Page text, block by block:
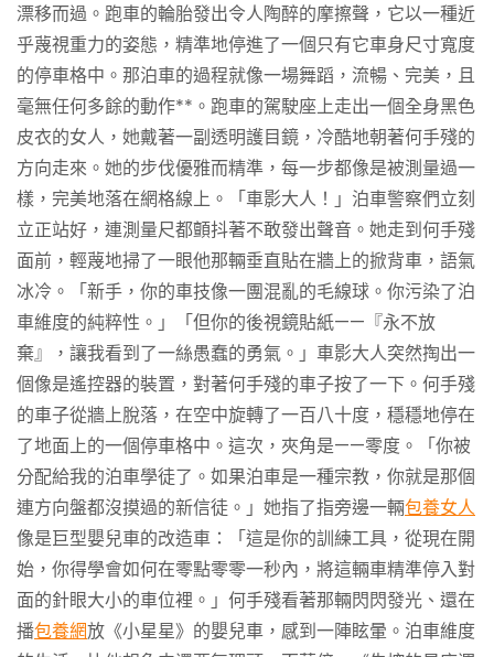
漂移而過。跑車的輪胎發出令人陶醉的摩擦聲，它以一種近
乎蔑視重力的姿態，精準地停進了一個只有它車身尺寸寬度
的停車格中。那泊車的過程就像一場舞蹈，流暢、完美，且
毫無任何多餘的動作**。跑車的駕駛座上走出一個全身黑色
皮衣的女人，她戴著一副透明護目鏡，冷酷地朝著何手殘的
方向走來。她的步伐優雅而精準，每一步都像是被測量過一
樣，完美地落在網格線上。「車影大人！」泊車警察們立刻
立正站好，連測量尺都顫抖著不敢發出聲音。她走到何手殘
面前，輕蔑地掃了一眼他那輛垂直貼在牆上的掀背車，語氣
冰冷。「新手，你的車技像一團混亂的毛線球。你污染了泊
車維度的純粹性。」「但你的後視鏡貼紙——『永不放
棄』，讓我看到了一絲愚蠢的勇氣。」車影大人突然掏出一
個像是遙控器的裝置，對著何手殘的車子按了一下。何手殘
的車子從牆上脫落，在空中旋轉了一百八十度，穩穩地停在
了地面上的一個停車格中。這次，夾角是——零度。「你被
分配給我的泊車學徒了。如果泊車是一種宗教，你就是那個
連方向盤都沒摸過的新信徒。」她指了指旁邊一輛包養女人
像是巨型嬰兒車的改造車：「這是你的訓練工具，從現在開
始，你得學會如何在零點零零一秒內，將這輛車精準停入對
面的針眼大小的車位裡。」何手殘看著那輛閃閃發光、還在
播包養網放《小星星》的嬰兒車，感到一陣眩暈。泊車維度